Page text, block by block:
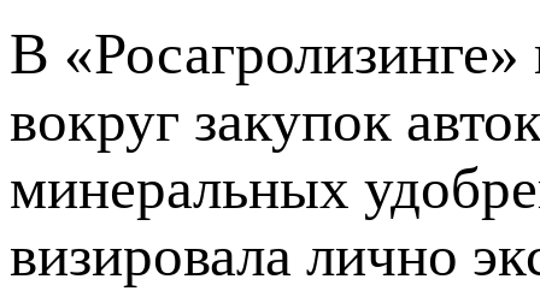
В
вокруг закупок
минеральных
визировала лично